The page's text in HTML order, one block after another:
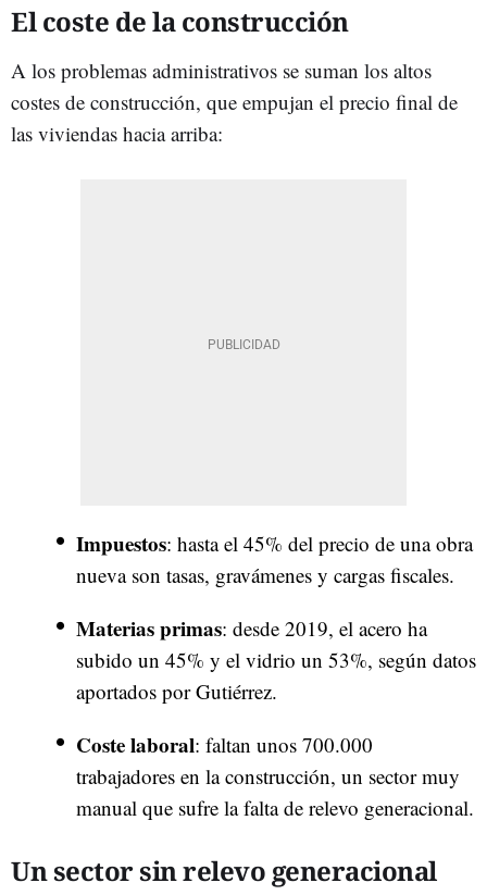
El coste de la construcción
A los problemas administrativos se suman los altos
costes de construcción, que empujan el precio final de
las viviendas hacia arriba:
Impuestos: hasta el 45% del precio de una obra
nueva son tasas, gravámenes y cargas fiscales.
Materias primas: desde 2019, el acero ha
subido un 45% y el vidrio un 53%, según datos
aportados por Gutiérrez.
Coste laboral: faltan unos 700.000
trabajadores en la construcción, un sector muy
manual que sufre la falta de relevo generacional.
Un sector sin relevo generacional